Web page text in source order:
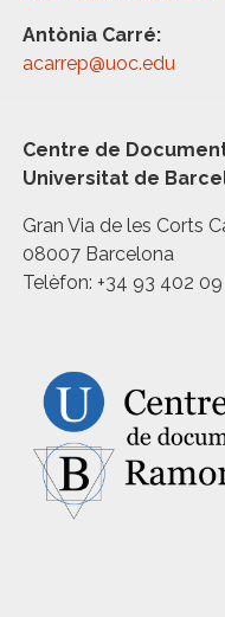
Antònia Carré:
acarrep@uoc.edu
Centre de
Universitat de
Gran Via de les Corts
08007 Barcelona
Telèfon: +34 93 402